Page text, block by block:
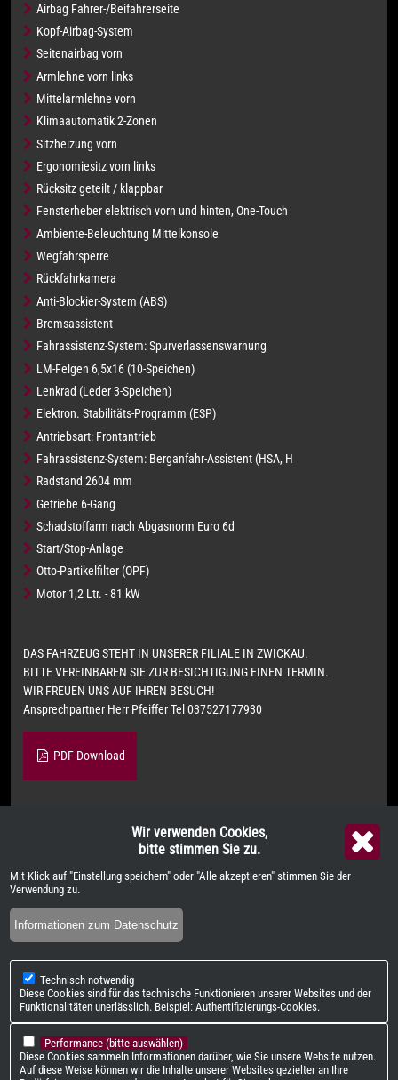
Wir verwenden Cookies,
bitte stimmen Sie zu.
Mit Klick auf "Einstellung speichern" oder "Alle akzeptieren" stimmen Sie der
Verwendung zu.
Informationen zum Datenschutz
Technisch notwendig
Diese Cookies sind für das technische Funktionieren unserer Websites und der
Funktionalitäten unerlässlich. Beispiel: Authentifizierungs-Cookies.
Performance (bitte auswählen)
Diese Cookies sammeln Informationen darüber, wie Sie unsere Website nutzen.
Auf diese Weise können wir die Inhalte unserer Websites gezielter an Ihre
Airbag Fahrer-/Beifahrerseite
Kopf-Airbag-System
Seitenairbag vorn
Armlehne vorn links
Mittelarmlehne vorn
Klimaautomatik 2-Zonen
Sitzheizung vorn
Ergonomiesitz vorn links
Rücksitz geteilt / klappbar
Fensterheber elektrisch vorn und hinten, One-Touch
Ambiente-Beleuchtung Mittelkonsole
Wegfahrsperre
Rückfahrkamera
Anti-Blockier-System (ABS)
Bremsassistent
Fahrassistenz-System: Spurverlassenswarnung
LM-Felgen 6,5x16 (10-Speichen)
Lenkrad (Leder 3-Speichen)
Elektron. Stabilitäts-Programm (ESP)
Antriebsart: Frontantrieb
Fahrassistenz-System: Berganfahr-Assistent (HSA, H
Radstand 2604 mm
Getriebe 6-Gang
Schadstoffarm nach Abgasnorm Euro 6d
Start/Stop-Anlage
Otto-Partikelfilter (OPF)
Motor 1,2 Ltr. - 81 kW
DAS FAHRZEUG STEHT IN UNSERER FILIALE IN ZWICKAU.
BITTE VEREINBAREN SIE ZUR BESICHTIGUNG EINEN TERMIN.
WIR FREUEN UNS AUF IHREN BESUCH!
Ansprechpartner Herr Pfeiffer Tel 037527177930
PDF Download
Weitere Informationen zum offiziellen Kraftstoffverbrauch und zu
Stromverbrauch neuer PKW können dem "Leitfaden über den offiziellen
Kraftstoffverbrauch, die offiziellen spezifischen CO
den offiziellen Stromverbrauch neuer PKW" entnommen werden, der an
GmbH" unentgeltlich erhältlich ist unter
QR-Code